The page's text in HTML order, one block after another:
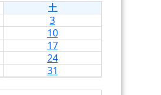
土
3
10
17
24
31